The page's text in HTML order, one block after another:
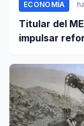
ECONOMÍA
Titular del
impulsar